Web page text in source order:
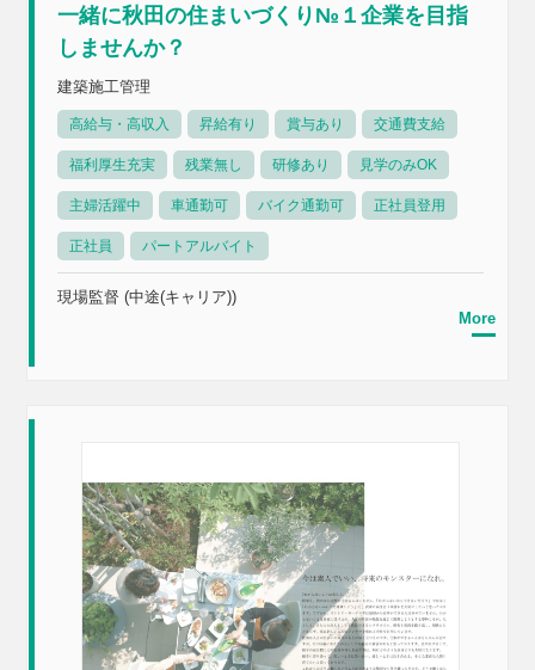
一緒に秋田の住まいづくり№１企業を目指
しませんか？
建築施工管理
高給与・高収入 昇給有り 賞与あり 交通費支給
福利厚生充実 残業無し 研修あり 見学のみOK
主婦活躍中 車通勤可 バイク通勤可 正社員登用
正社員 パートアルバイト
現場監督 (中途(キャリア))
More